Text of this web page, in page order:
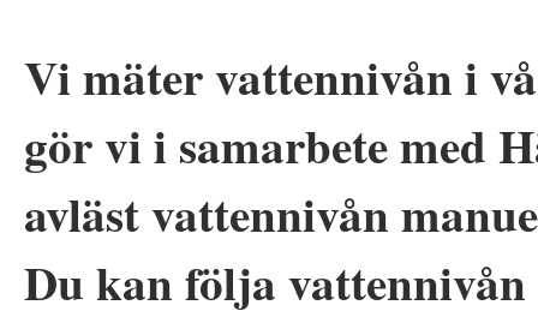
Vi mäter vattennivån i
gör vi i samarbete med
avläst vattennivån
Du kan följa